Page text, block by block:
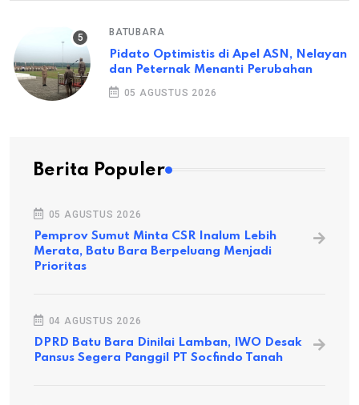
BATUBARA
Pidato Optimistis di Apel ASN, Nelayan
dan Peternak Menanti Perubahan
05 AGUSTUS 2026
Berita Populer
05 AGUSTUS 2026
Pemprov Sumut Minta CSR Inalum Lebih
Merata, Batu Bara Berpeluang Menjadi
Prioritas
04 AGUSTUS 2026
DPRD Batu Bara Dinilai Lamban, IWO Desak
Pansus Segera Panggil PT Socfindo Tanah